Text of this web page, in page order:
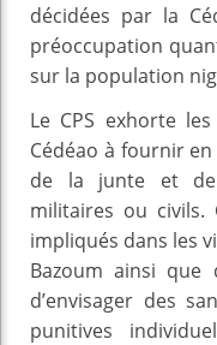
décidées par la
préoccupation
sur la population
Le CPS exhorte
Cédéao à fournir
de la junte et de
militaires ou civils.
impliqués dans les
Bazoum ainsi que
d’envisager des
punitives